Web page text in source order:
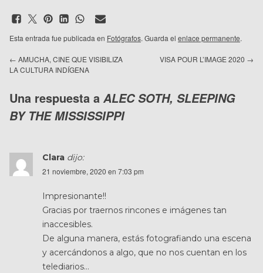
Esta entrada fue publicada en Fotógrafos. Guarda el enlace permanente.
← AMUCHA, CINE QUE VISIBILIZA
LA CULTURA INDÍGENA
VISA POUR L’IMAGE 2020 →
Una respuesta a ALEC SOTH, SLEEPING
BY THE MISSISSIPPI
Clara dijo:
21 noviembre, 2020 en 7:03 pm
Impresionante!!
Gracias por traernos rincones e imágenes tan
inaccesibles.
De alguna manera, estás fotografiando una escena
y acercándonos a algo, que no nos cuentan en los
telediarios…